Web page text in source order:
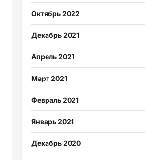
Октябрь 2022
Декабрь 2021
Апрель 2021
Март 2021
Февраль 2021
Январь 2021
Декабрь 2020